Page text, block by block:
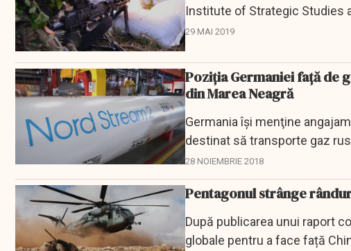
Institute of Strategic Studies
Rusiei, dacă...
29 MAI 2019
Poziția Germaniei față de
din Marea Neagră
Germania îşi menţine
destinat să transporte gaz
tensiunilor în regiune,...
28 NOIEMBRIE 2018
Pentagonul strânge
După publicarea unui raport
globale pentru a face față